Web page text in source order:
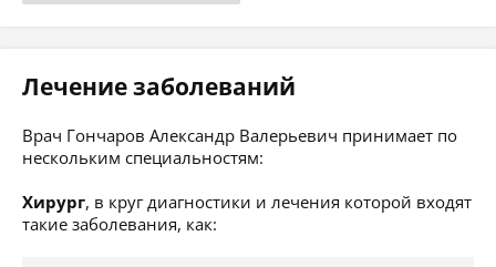
Лечение заболеваний
Врач Гончаров Александр Валерьевич принимает по
нескольким специальностям:
Хирург, в круг диагностики и лечения которой входят
такие заболевания, как: